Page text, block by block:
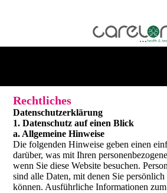
Rechtliches
Daten­schutz­erklärung
1. Datenschutz auf einen Blick
a. Allgemeine Hinweise
Die folgenden Hinweise geben einen
darüber, was mit Ihren
wenn Sie diese Website besuchen.
sind alle Daten, mit denen Sie
können. Ausführliche Informationen